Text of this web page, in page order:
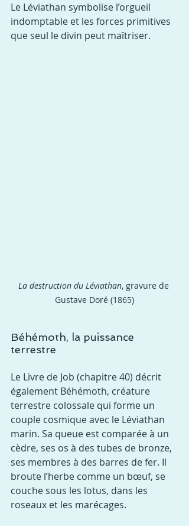
Le Léviathan symbolise l’orgueil
indomptable et les forces primitives
que seul le divin peut maîtriser.
La destruction du Léviathan, gravure de
Gustave Doré (1865)
Béhémoth, la puissance
terrestre
Le Livre de Job (chapitre 40) décrit
également Béhémoth, créature
terrestre colossale qui forme un
couple cosmique avec le Léviathan
marin. Sa queue est comparée à un
cèdre, ses os à des tubes de bronze,
ses membres à des barres de fer. Il
broute l’herbe comme un bœuf, se
couche sous les lotus, dans les
roseaux et les marécages.